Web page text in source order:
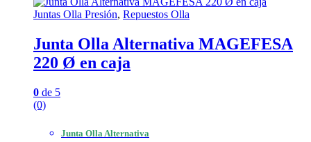
Juntas Olla Presión, Repuestos Olla
Junta Olla Alternativa MAGEFESA
220 Ø en caja
0 de 5
(0)
Junta Olla Alternativa